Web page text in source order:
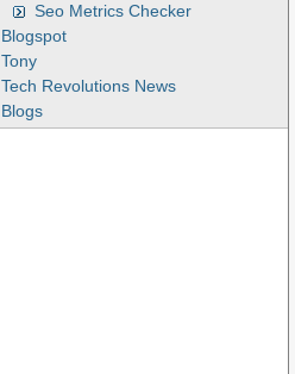
Seo Metrics Checker
Blogspot
Tony
Tech Revolutions News
Blogs